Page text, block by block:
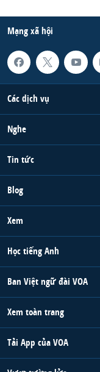
Mạng xã hội
Các dịch vụ
Nghe
Tin tức
Blog
Xem
Học tiếng Anh
Ban Việt ngữ đài VOA
Xem toàn trang
Tải App của VOA